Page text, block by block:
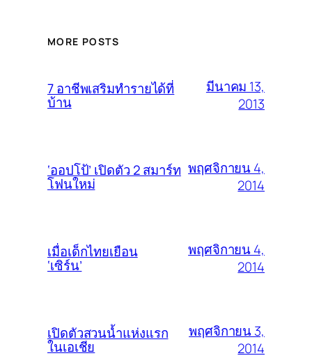
MORE POSTS
7 อาชีพเสริมทำรายได้ที่
บ้าน
มีนาคม 13,
2013
‘ออปโป้’ เปิดตัว 2 สมาร์ท
โฟนใหม่
พฤศจิกายน 4,
2014
เมื่อเด็กไทยเยือน
‘เซิร์น’
พฤศจิกายน 4,
2014
เปิดตัวสวนน้ำแห่งแรก
ในเอเชีย
พฤศจิกายน 3,
2014